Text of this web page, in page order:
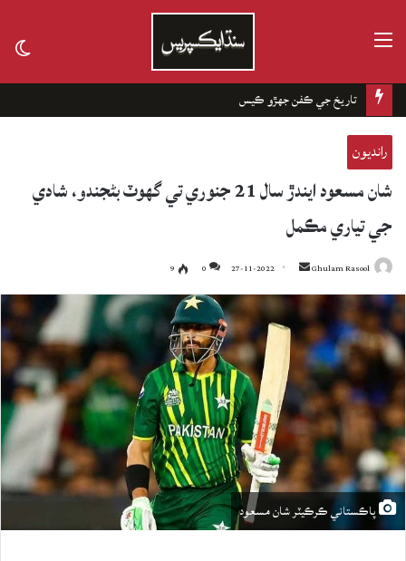
تاريخ جي ڪفن جھڙو ڪيس
رانديون
شان مسعود ايندڙ سال 21 جنوري تي گهوٽ بڻجندو، شادي
جي تياري مڪمل
Ghulam Rasool
Send
an
email
27-11-2022
0
9
پاڪستاني ڪرڪيٽر شان مسعود